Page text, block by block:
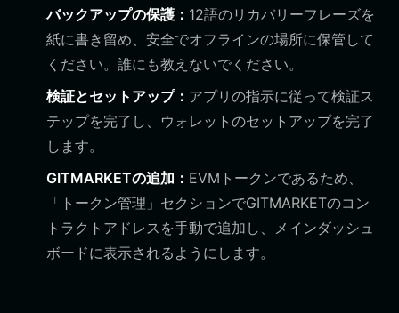
バックアップの保護： 12語のリカバリーフレーズを
紙に書き留め、安全でオフラインの場所に保管して
ください。誰にも教えないでください。
検証とセットアップ： アプリの指示に従って検証ス
テップを完了し、ウォレットのセットアップを完了
します。
GITMARKETの追加： EVMトークンであるため、
「トークン管理」セクションでGITMARKETのコン
トラクトアドレスを手動で追加し、メインダッシュ
ボードに表示されるようにします。